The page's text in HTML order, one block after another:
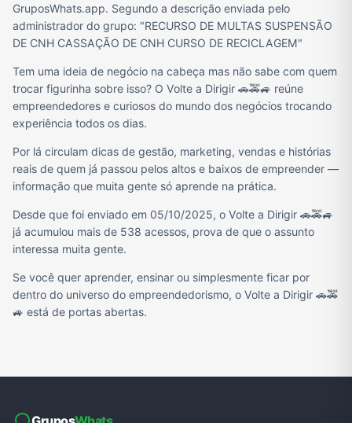
GruposWhats.app. Segundo a descrição enviada pelo
administrador do grupo: "RECURSO DE MULTAS SUSPENSÃO
DE CNH CASSAÇÃO DE CNH CURSO DE RECICLAGEM"
Tem uma ideia de negócio na cabeça mas não sabe com quem
trocar figurinha sobre isso? O Volte a Dirigir 🚗🚕🚙 reúne
empreendedores e curiosos do mundo dos negócios trocando
experiência todos os dias.
Por lá circulam dicas de gestão, marketing, vendas e histórias
reais de quem já passou pelos altos e baixos de empreender —
informação que muita gente só aprende na prática.
Desde que foi enviado em 05/10/2025, o Volte a Dirigir 🚗🚕🚙
já acumulou mais de 538 acessos, prova de que o assunto
interessa muita gente.
Se você quer aprender, ensinar ou simplesmente ficar por
dentro do universo do empreendedorismo, o Volte a Dirigir 🚗🚕
🚙 está de portas abertas.